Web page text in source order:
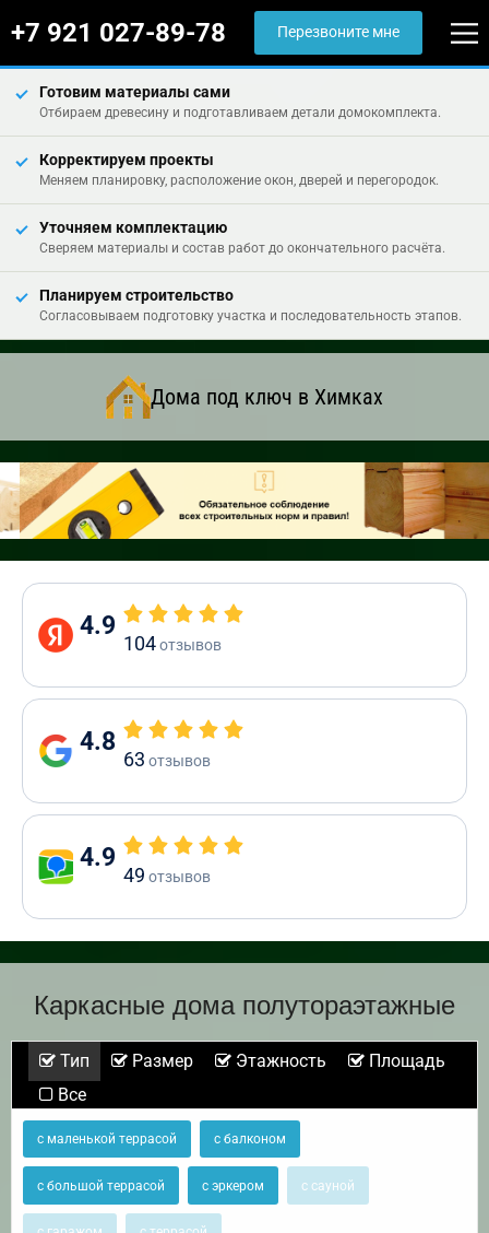
+7 921 027-89-78 Перезвоните мне
Готовим материалы сами
Отбираем древесину и подготавливаем детали домокомплекта.
Корректируем проекты
Меняем планировку, расположение окон, дверей и перегородок.
Уточняем комплектацию
Сверяем материалы и состав работ до окончательного расчёта.
Планируем строительство
Согласовываем подготовку участка и последовательность этапов.
Дома под ключ в Химках
4.9
104отзывов
4.8
63 отзывов
4.9
49 отзывов
Каркасные дома полутораэтажные
Тип Размер Этажность
Площадь
Все
с маленькой террасой с балконом
с большой террасой с эркером с сауной